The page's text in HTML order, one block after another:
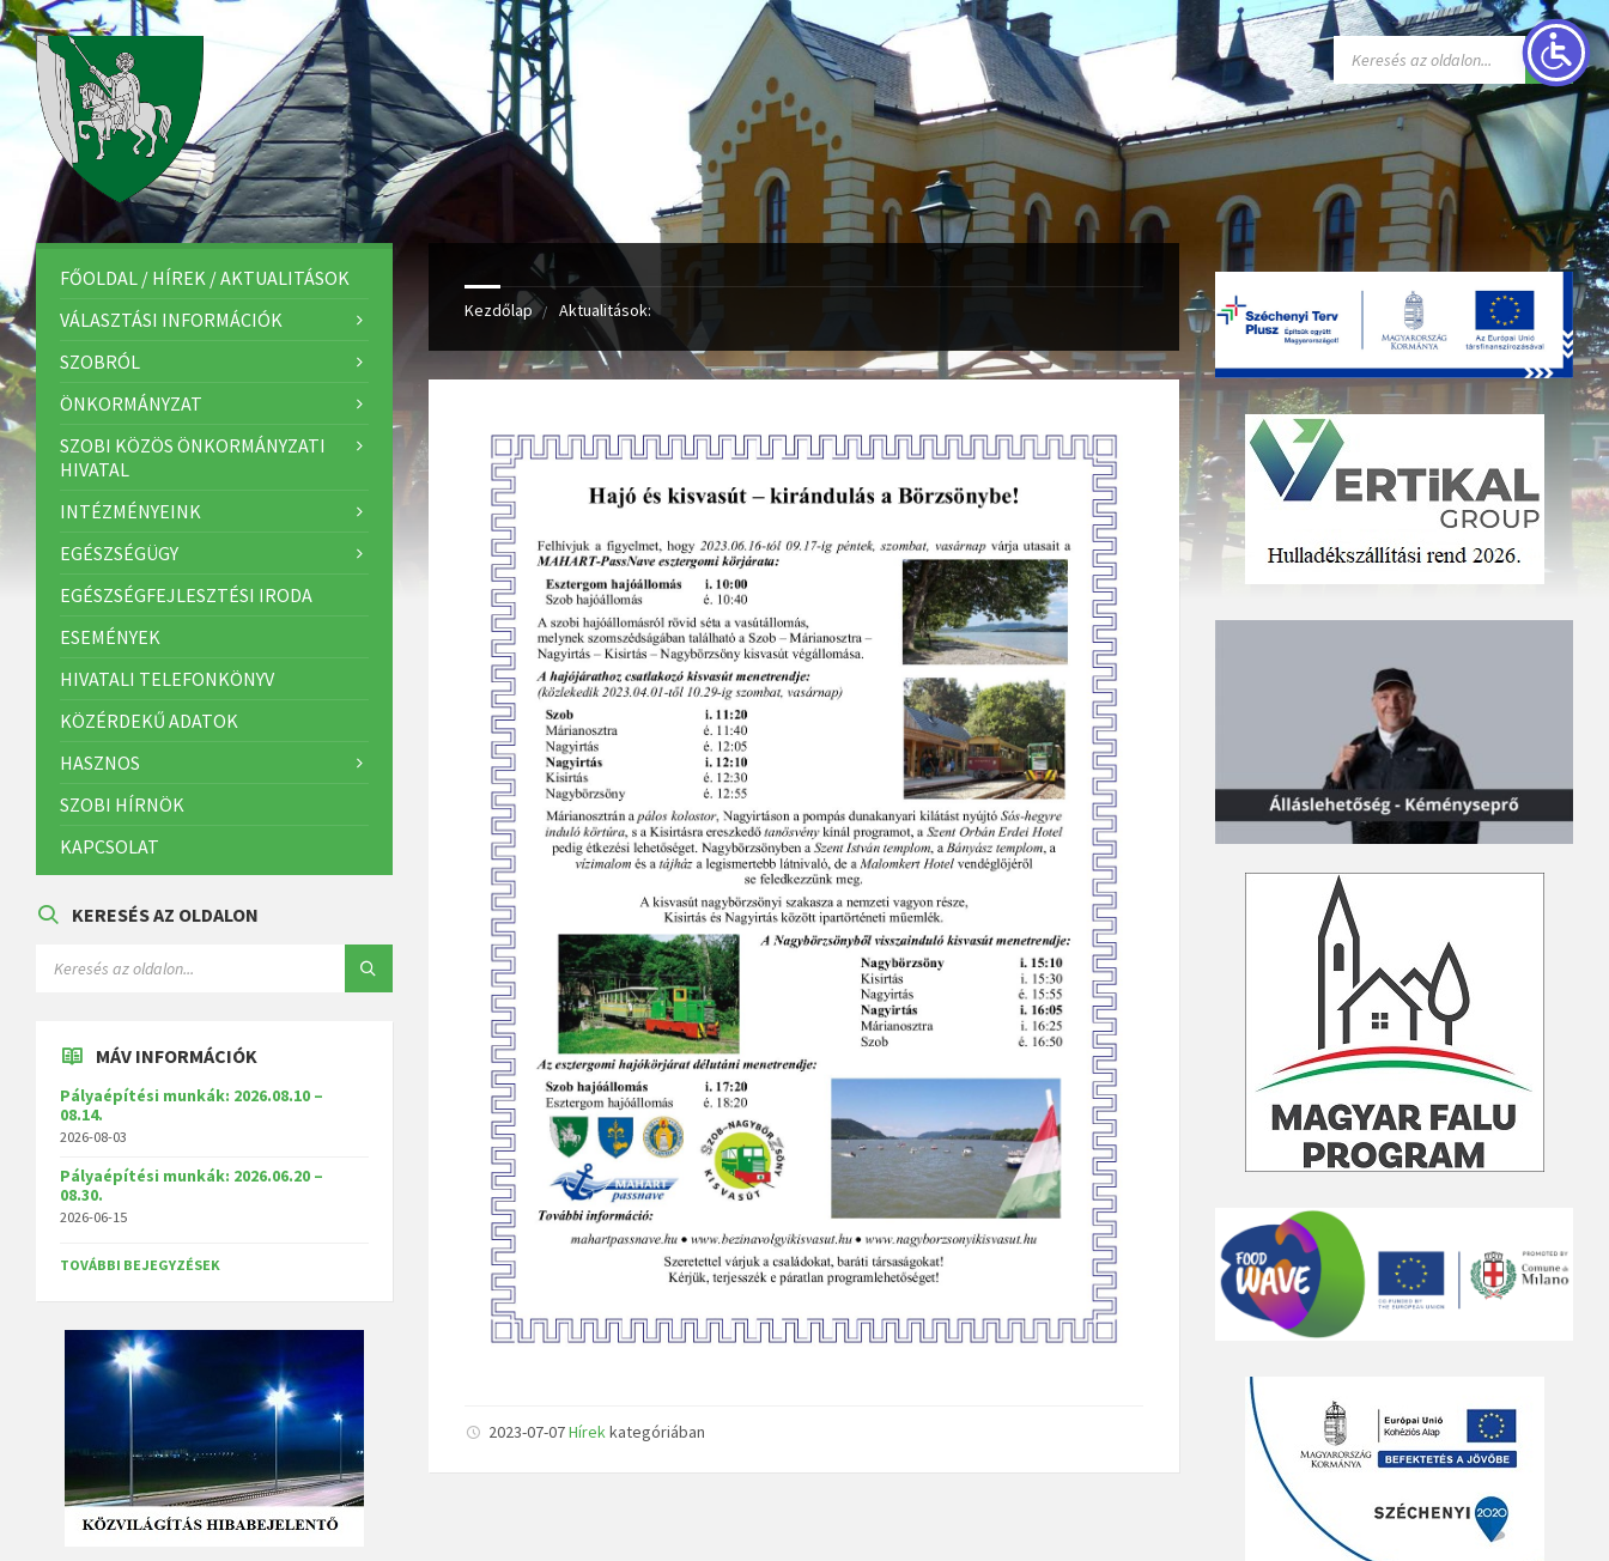
Kezdőlap Aktualitások:
2023-07-07Hírekkategóriában
FŐOLDAL / HÍREK / AKTUALITÁSOK
VÁLASZTÁSI INFORMÁCIÓK
SZOBRÓL
ÖNKORMÁNYZAT
SZOBI KÖZÖS ÖNKORMÁNYZATI
HIVATAL
INTÉZMÉNYEINK
EGÉSZSÉGÜGY
EGÉSZSÉGFEJLESZTÉSI IRODA
ESEMÉNYEK
HIVATALI TELEFONKÖNYV
KÖZÉRDEKŰ ADATOK
HASZNOS
SZOBI HÍRNÖK
KAPCSOLAT
KERESÉS AZ OLDALON
MÁV INFORMÁCIÓK
Pályaépítési munkák: 2026.08.10 –
08.14.
2026-08-03
Pályaépítési munkák: 2026.06.20 –
08.30.
2026-06-15
TOVÁBBI BEJEGYZÉSEK